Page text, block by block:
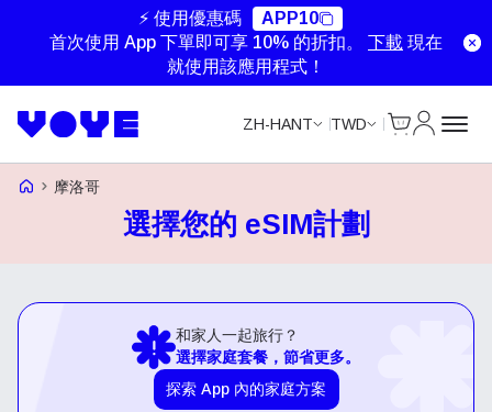
⚡ 使用優惠碼
APP10
首次使用 App 下單即可享 10% 的折扣。 下載 現在
就使用該應用程式！
ZH-HANT TWD
Voye Homepage
摩洛哥
選擇您的 eSIM計劃
和家人一起旅行？
選擇家庭套餐，節省更多。
探索 App 內的家庭方案